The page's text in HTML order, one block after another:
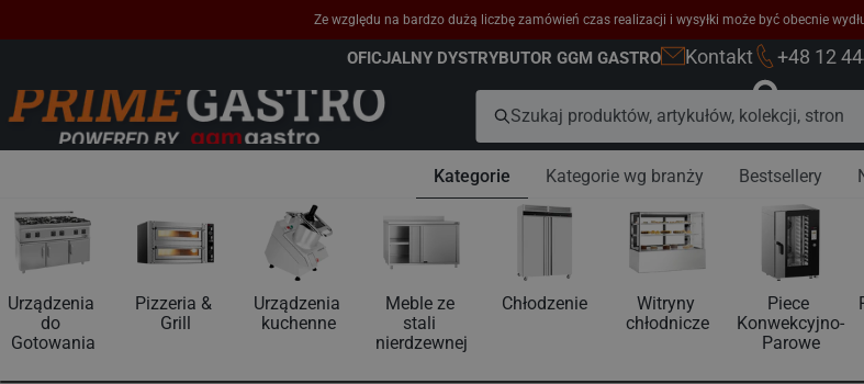
Ze względu na bardzo dużą liczbę zamówień czas realizacji i wysyłki może być obecnie
OFICJALNY DYSTRYBUTOR GGM GASTRO Kontakt +48 12
Zaloguj
Kategorie
Urządzenia
do
Gotowania
Pizzeria &
Grill
Urządzenia
kuchenne
Meble ze
stali
nierdzewnej
Chłodzenie
Witryny
chłodnicze
Piece
Konwekcyjno-
Parowe
Kategorie wg branży Bestsellery